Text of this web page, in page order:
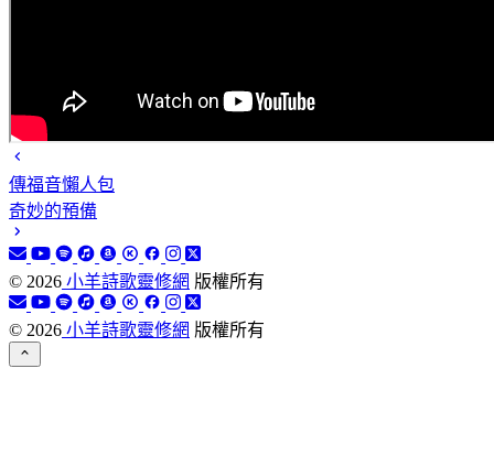
傳福音懶人包
奇妙的預備
© 2026 小羊詩歌靈修網 版權所有
© 2026 小羊詩歌靈修網 版權所有